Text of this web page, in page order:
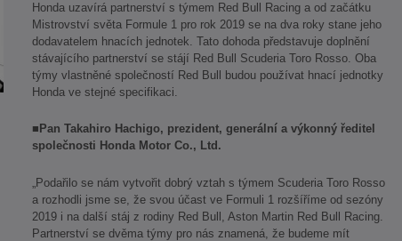
Honda uzavírá partnerství s týmem Red Bull Racing a od začátku
Mistrovství světa Formule 1 pro rok 2019 se na dva roky stane jeho
dodavatelem hnacích jednotek. Tato dohoda představuje doplnění
stávajícího partnerství se stájí Red Bull Scuderia Toro Rosso. Oba
týmy vlastněné společností Red Bull budou používat hnací jednotky
Honda ve stejné specifikaci.
■Pan Takahiro Hachigo, prezident, generální a výkonný ředitel
společnosti Honda Motor Co., Ltd.
„Podařilo se nám vytvořit dobrý vztah s týmem Scuderia Toro Rosso
a rozhodli jsme se, že svou účast ve Formuli 1 rozšíříme od sezóny
2019 i na další stáj z rodiny Red Bull, Aston Martin Red Bull Racing.
Partnerství se dvěma týmy pro nás znamená, že budeme mít